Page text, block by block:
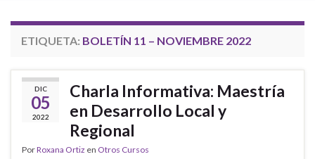
ETIQUETA: BOLETÍN 11 – NOVIEMBRE 2022
DIC
05
2022
Charla Informativa: Maestría
en Desarrollo Local y
Regional
PorRoxana Ortiz en Otros Cursos